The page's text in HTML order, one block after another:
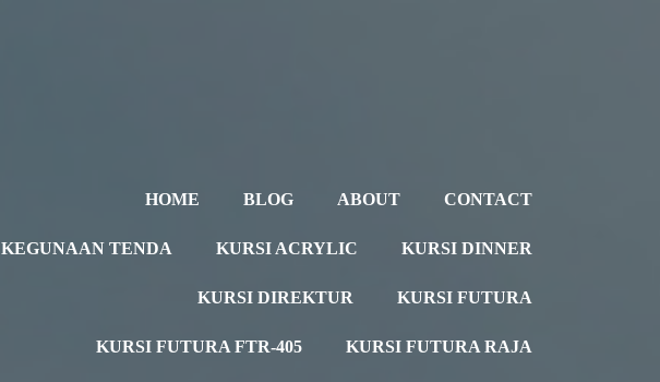
HOME BLOG ABOUT CONTACT
KEGUNAAN TENDA KURSI ACRYLIC KURSI DINNER
KURSI DIREKTUR KURSI FUTURA
KURSI FUTURA FTR-405 KURSI FUTURA RAJA